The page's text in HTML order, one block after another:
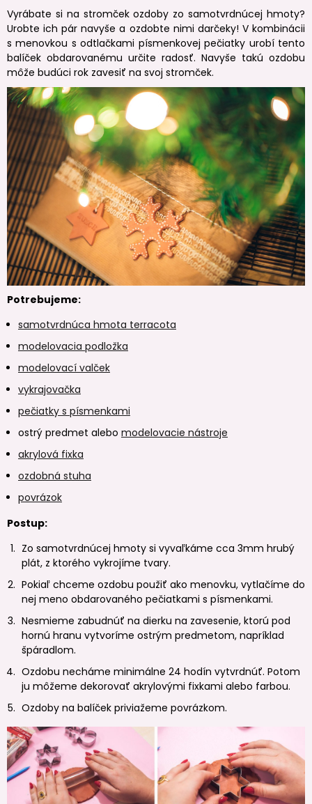
Vyrábate si na stromček ozdoby zo samotvrdnúcej hmoty?
Urobte ich pár navyše a ozdobte nimi darčeky! V kombinácii
s menovkou s odtlačkami písmenkovej pečiatky urobí tento
balíček obdarovanému určite radosť. Navyše takú ozdobu
môže budúci rok zavesiť na svoj stromček.
Potrebujeme:
samotvrdnúca hmota terracota
modelovacia podložka
modelovací valček
vykrajovačka
pečiatky s písmenkami
ostrý predmet alebo modelovacie nástroje
akrylová fixka
ozdobná stuha
povrázok
Postup:
Zo samotvrdnúcej hmoty si vyvaľkáme cca 3mm hrubý
plát, z ktorého vykrojíme tvary.
Pokiaľ chceme ozdobu použiť ako menovku, vytlačíme do
nej meno obdarovaného pečiatkami s písmenkami.
Nesmieme zabudnúť na dierku na zavesenie, ktorú pod
hornú hranu vytvoríme ostrým predmetom, napríklad
špáradlom.
Ozdobu necháme minimálne 24 hodín vytvrdnúť. Potom
ju môžeme dekorovať akrylovými fixkami alebo farbou.
Ozdoby na balíček priviažeme povrázkom.